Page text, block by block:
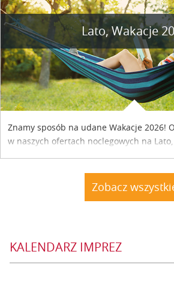
Lato, Wakacje
Znamy sposób na udane Wakacje 2026!
w naszych ofertach noclegowych na
Zobacz
KALENDARZ IMPREZ